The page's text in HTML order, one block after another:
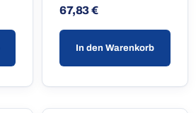
Regulärer Preis:
67,83 €
In den Warenkorb